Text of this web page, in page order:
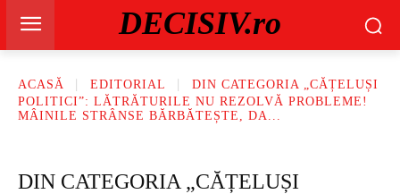
DECISIV.ro
ACASĂ EDITORIAL
DIN CATEGORIA „CĂȚELUȘI
POLITICI”: LĂTRĂTURILE NU REZOLVĂ PROBLEME!
MÂINILE STRÂNSE BĂRBĂTEȘTE, DA...
DIN CATEGORIA „CĂȚELUȘI